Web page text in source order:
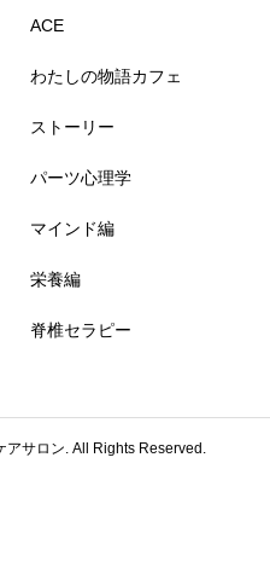
ACE
わたしの物語カフェ
ストーリー
パーツ心理学
マインド編
栄養編
脊椎セラピー
アサロン. All Rights Reserved.